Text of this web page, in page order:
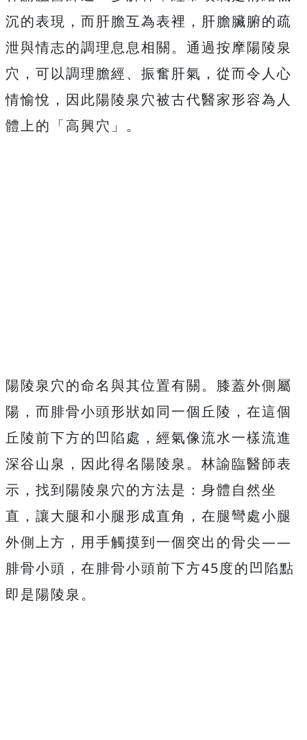
沉的表現，而肝膽互為表裡，肝膽臟腑的疏
泄與情志的調理息息相關。通過按摩陽陵泉
穴，可以調理膽經、振奮肝氣，從而令人心
情愉悅，因此陽陵泉穴被古代醫家形容為人
體上的「高興穴」。
陽陵泉穴的命名與其位置有關。膝蓋外側屬
陽，而腓骨小頭形狀如同一個丘陵，在這個
丘陵前下方的凹陷處，經氣像流水一樣流進
深谷山泉，因此得名陽陵泉。林諭臨醫師表
示，找到陽陵泉穴的方法是：身體自然坐
直，讓大腿和小腿形成直角，在腿彎處小腿
外側上方，用手觸摸到一個突出的骨尖——
腓骨小頭，在腓骨小頭前下方45度的凹陷點
即是陽陵泉。